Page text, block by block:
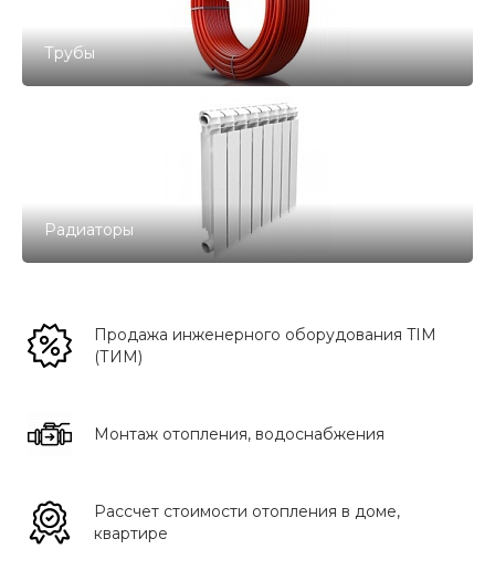
Трубы
Радиаторы
Продажа инженерного оборудования TIM
(ТИМ)
Монтаж отопления, водоснабжения
Рассчет стоимости отопления в доме,
квартире